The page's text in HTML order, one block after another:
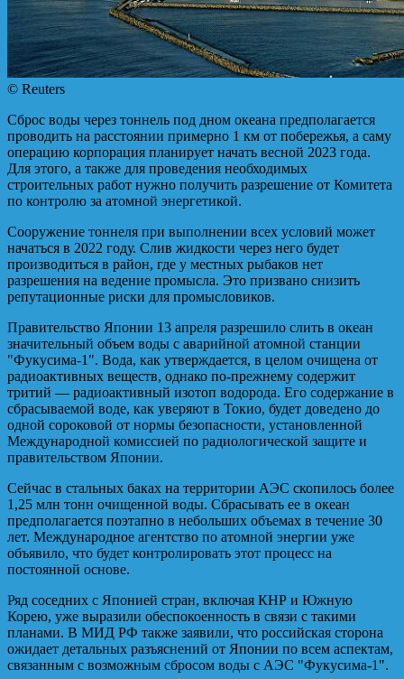
© Reuters
Сброс воды через тоннель под дном океана предполагается
проводить на расстоянии примерно 1 км от побережья, а саму
операцию корпорация планирует начать весной 2023 года.
Для этого, а также для проведения необходимых
строительных работ нужно получить разрешение от Комитета
по контролю за атомной энергетикой.
Сооружение тоннеля при выполнении всех условий может
начаться в 2022 году. Слив жидкости через него будет
производиться в район, где у местных рыбаков нет
разрешения на ведение промысла. Это призвано снизить
репутационные риски для промысловиков.
Правительство Японии 13 апреля разрешило слить в океан
значительный объем воды с аварийной атомной станции
"Фукусима-1". Вода, как утверждается, в целом очищена от
радиоактивных веществ, однако по-прежнему содержит
тритий — радиоактивный изотоп водорода. Его содержание в
сбрасываемой воде, как уверяют в Токио, будет доведено до
одной сороковой от нормы безопасности, установленной
Международной комиссией по радиологической защите и
правительством Японии.
Сейчас в стальных баках на территории АЭС скопилось более
1,25 млн тонн очищенной воды. Сбрасывать ее в океан
предполагается поэтапно в небольших объемах в течение 30
лет. Международное агентство по атомной энергии уже
объявило, что будет контролировать этот процесс на
постоянной основе.
Ряд соседних с Японией стран, включая КНР и Южную
Корею, уже выразили обеспокоенность в связи с такими
планами. В МИД РФ также заявили, что российская сторона
ожидает детальных разъяснений от Японии по всем аспектам,
связанным с возможным сбросом воды с АЭС "Фукусима-1".